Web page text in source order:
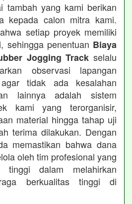
tambah yang kami berikan
kepada calon mitra kami.
setiap proyek memiliki
sehingga penentuan Biaya
Jogging Track selalu
observasi lapangan
tidak ada kesalahan
lainnya adalah sistem
kami yang terorganisir,
material hingga tahap uji
terima dilakukan. Dengan
memastikan bahwa dana
oleh tim profesional yang
tinggi dalam melahirkan
berkualitas tinggi di